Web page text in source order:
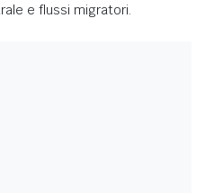
e flussi migratori.